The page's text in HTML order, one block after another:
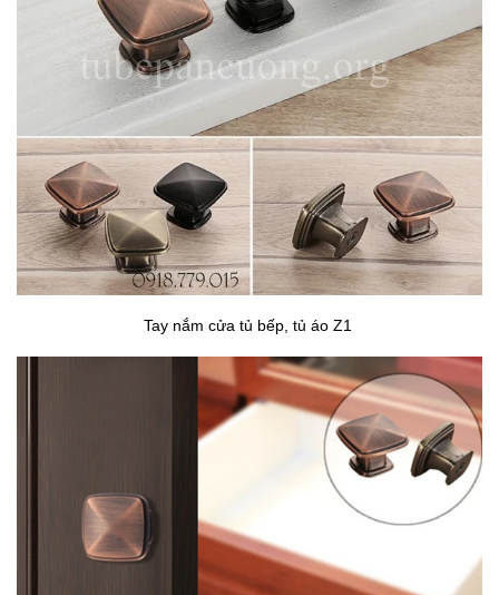
Tay nắm cửa tủ bếp, tủ áo Z1